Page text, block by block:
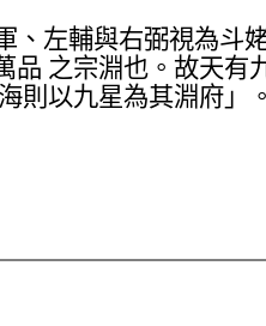
左輔與右弼視為斗
之宗淵也。故天有
則以九星為其淵府」。